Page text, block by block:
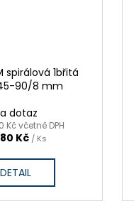
spirálová 1břitá
90/8 mm
dotaz
Kč včetně DPH
Kč / Ks
DETAIL